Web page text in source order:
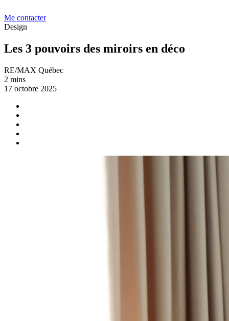
Me contacter
Design
Les 3 pouvoirs des miroirs en déco
RE/MAX Québec
2 mins
17 octobre 2025